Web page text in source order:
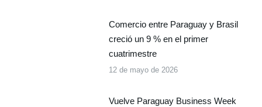
Comercio entre Paraguay y Brasil
creció un 9 % en el primer
cuatrimestre
12 de mayo de 2026
Vuelve Paraguay Business Week